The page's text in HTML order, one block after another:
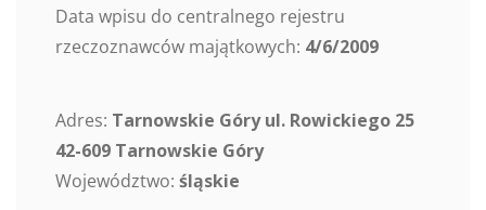
Data wpisu do centralnego rejestru
rzeczoznawców majątkowych: 4/6/2009
Adres: Tarnowskie Góry ul. Rowickiego 25
42-609 Tarnowskie Góry
Województwo: śląskie